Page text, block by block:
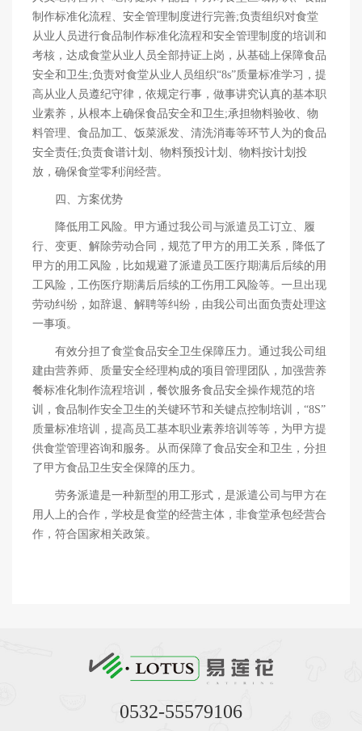
制作标准化流程、安全管理制度进行完善;负责组织对食堂
从业人员进行食品制作标准化流程和安全管理制度的培训和
考核，达成食堂从业人员全部持证上岗，从基础上保障食品
安全和卫生;负责对食堂从业人员组织“8s”质量标准学习，提
高从业人员遵纪守律，依规定行事，做事讲究认真的基本职
业素养，从根本上确保食品安全和卫生;承担物料验收、物
料管理、食品加工、饭菜派发、清洗消毒等环节人为的食品
安全责任;负责食谱计划、物料预投计划、物料按计划投
放，确保食堂零利润经营。
四、方案优势
降低用工风险。甲方通过我公司与派遣员工订立、履
行、变更、解除劳动合同，规范了甲方的用工关系，降低了
甲方的用工风险，比如规避了派遣员工医疗期满后后续的用
工风险，工伤医疗期满后后续的工伤用工风险等。一旦出现
劳动纠纷，如辞退、解聘等纠纷，由我公司出面负责处理这
一事项。
有效分担了食堂食品安全卫生保障压力。通过我公司组
建由营养师、质量安全经理构成的项目管理团队，加强营养
餐标准化制作流程培训，餐饮服务食品安全操作规范的培
训，食品制作安全卫生的关键环节和关键点控制培训，“8S”
质量标准培训，提高员工基本职业素养培训等等，为甲方提
供食堂管理咨询和服务。从而保障了食品安全和卫生，分担
了甲方食品卫生安全保障的压力。
劳务派遣是一种新型的用工形式，是派遣公司与甲方在
用人上的合作，学校是食堂的经营主体，非食堂承包经营合
作，符合国家相关政策。
0532-55579106